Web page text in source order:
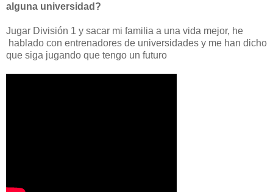
alguna universidad?
Jugar División 1 y sacar mi familia a una vida mejor, he
hablado con entrenadores de universidades y me han dicho
que siga jugando que tengo un futuro